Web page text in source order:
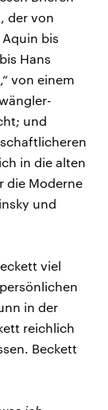
der von
bis
Hans
von einem
und
in die alten
die Moderne
und
viel
in der
reichlich
Beckett